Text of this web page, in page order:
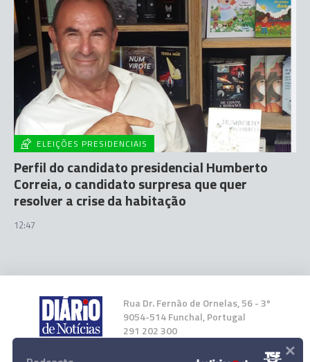
ELEIÇÕES PRESIDENCIAIS
Perfil do candidato presidencial Humberto
Correia, o candidato surpresa que quer
resolver a crise da habitação
12:47
Rua Dr. Fernão de Ornelas, 56 - 3º
9054-514 Funchal, Portugal
291 202 300
×